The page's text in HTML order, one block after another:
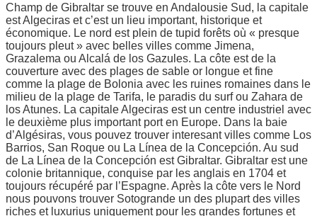
Champ de Gibraltar se trouve en Andalousie Sud, la capitale
est Algeciras et c’est un lieu important, historique et
économique. Le nord est plein de tupid forêts où « presque
toujours pleut » avec belles villes comme Jimena,
Grazalema ou Alcalá de los Gazules. La côte est de la
couverture avec des plages de sable or longue et fine
comme la plage de Bolonia avec les ruines romaines dans le
milieu de la plage de Tarifa, le paradis du surf ou Zahara de
los Atunes. La capitale Algeciras est un centre industriel avec
le deuxième plus important port en Europe. Dans la baie
d’Algésiras, vous pouvez trouver interesant villes comme Los
Barrios, San Roque ou La Línea de la Concepción. Au sud
de La Línea de la Concepción est Gibraltar. Gibraltar est une
colonie britannique, conquise par les anglais en 1704 et
toujours récupéré par l’Espagne. Après la côte vers le Nord
nous pouvons trouver Sotogrande un des plupart des villes
riches et luxurius uniquement pour les grandes fortunes et